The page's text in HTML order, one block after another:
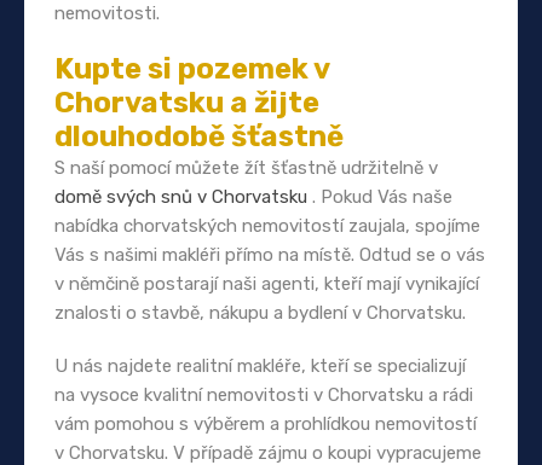
nemovitosti.
Kupte si pozemek v
Chorvatsku a žijte
dlouhodobě šťastně
S naší pomocí můžete žít šťastně udržitelně v
domě svých snů v Chorvatsku . Pokud Vás naše
nabídka chorvatských nemovitostí zaujala, spojíme
Vás s našimi makléři přímo na místě. Odtud se o vás
v němčině postarají naši agenti, kteří mají vynikající
znalosti o stavbě, nákupu a bydlení v Chorvatsku.
U nás najdete realitní makléře, kteří se specializují
na vysoce kvalitní nemovitosti v Chorvatsku a rádi
vám pomohou s výběrem a prohlídkou nemovitostí
v Chorvatsku. V případě zájmu o koupi vypracujeme